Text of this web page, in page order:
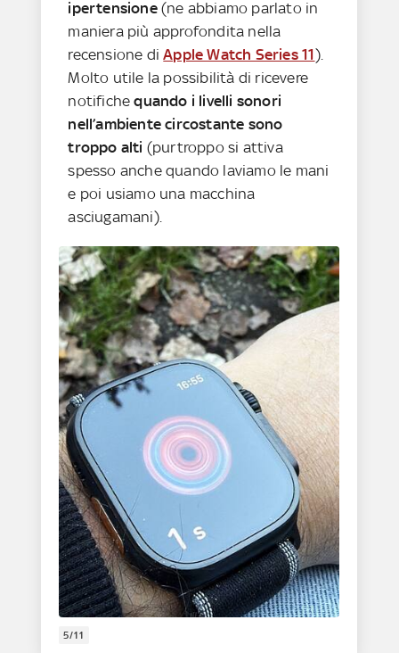
ipertensione(ne abbiamo parlato in
maniera più approfondita nella
recensione diApple Watch Series 11).
Molto utile la possibilità di ricevere
notifichequando i livelli sonori
nell’ambiente circostante sono
troppo alti (purtroppo si attiva
spesso anche quando laviamo le mani
e poi usiamo una macchina
asciugamani).
5/11